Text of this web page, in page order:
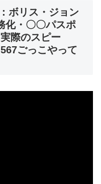
ボリス・ジョン
・〇〇パスポ
際のスピー
ごっこやって